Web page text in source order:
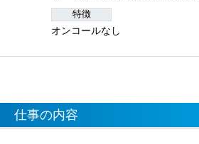
特徴
オンコールなし
仕事の内容